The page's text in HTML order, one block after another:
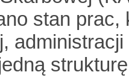
stan prac,